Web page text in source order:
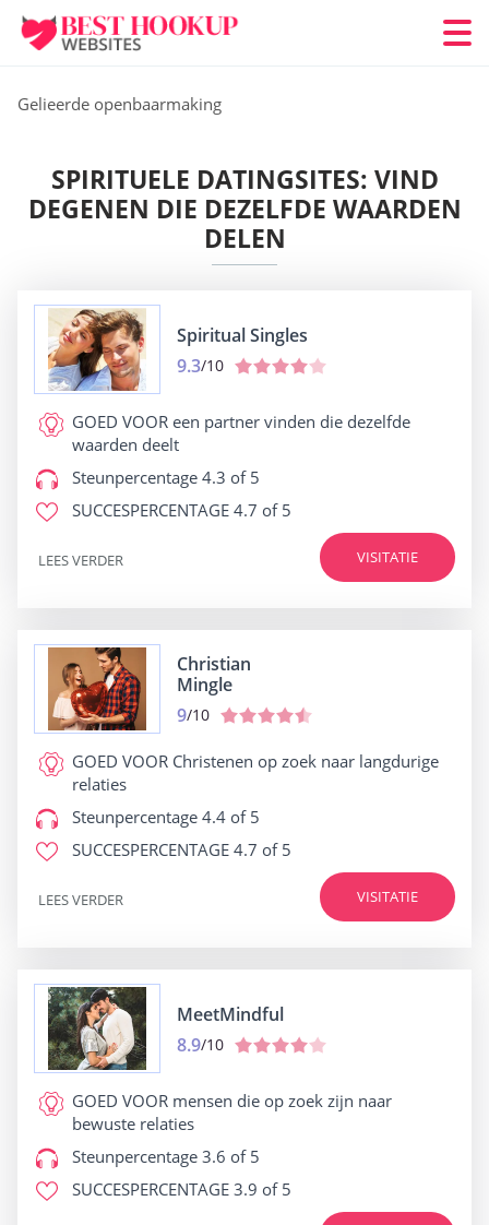
Gelieerde openbaarmaking
SPIRITUELE DATINGSITES: VIND
DEGENEN DIE DEZELFDE WAARDEN
DELEN
Spiritual Singles
9.3/10
GOED VOOR een partner vinden die dezelfde
waarden deelt
Steunpercentage 4.3 of 5
SUCCESPERCENTAGE 4.7 of 5
VISITATIE
LEES VERDER
Christian
Mingle
9/10
GOED VOOR Christenen op zoek naar langdurige
relaties
Steunpercentage 4.4 of 5
SUCCESPERCENTAGE 4.7 of 5
VISITATIE
LEES VERDER
MeetMindful
8.9/10
GOED VOOR mensen die op zoek zijn naar
bewuste relaties
Steunpercentage 3.6 of 5
SUCCESPERCENTAGE 3.9 of 5